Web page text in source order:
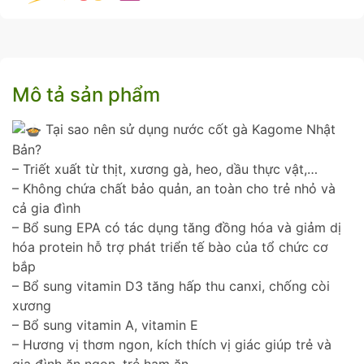
Mô tả sản phẩm
Tại sao nên sử dụng nước cốt gà Kagome Nhật
Bản?
– Triết xuất từ thịt, xương gà, heo, dầu thực vật,…
– Không chứa chất bảo quản, an toàn cho trẻ nhỏ và
cả gia đình
– Bổ sung EPA có tác dụng tăng đồng hóa và giảm dị
hóa protein hỗ trợ phát triển tế bào của tổ chức cơ
bắp
– Bổ sung vitamin D3 tăng hấp thu canxi, chống còi
xương
– Bổ sung vitamin A, vitamin E
– Hương vị thơm ngon, kích thích vị giác giúp trẻ và